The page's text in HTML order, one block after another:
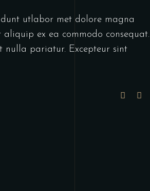
utlabor met dolore magna
ex ea commodo consequat.
nulla pariatur. Excepteur sint